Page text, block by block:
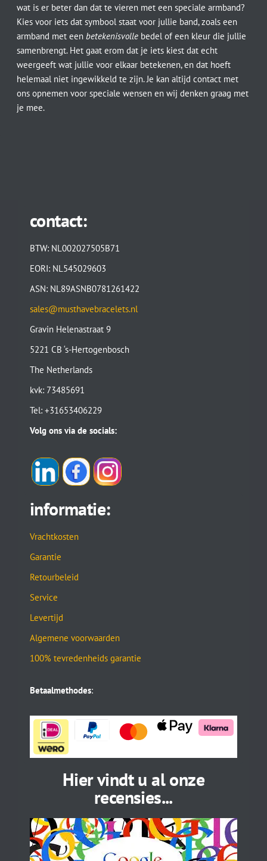
wat is er beter dan dat te vieren met een speciale armband?
Kies voor iets dat symbool staat voor jullie band, zoals een
armband met een betekenisvolle bedel of een kleur die jullie
samenbrengt. Het gaat erom dat je iets kiest dat echt
weergeeft wat jullie voor elkaar betekenen, en dat hoeft
helemaal niet ingewikkeld te zijn. Je kan altijd contact met
ons opnemen voor speciale wensen en wij denken graag met
je mee.
contact:
BTW: NL002027505B71
EORI: NL545029603
ASN: NL89ASNB0781261422
sales@musthavebracelets.nl
Gravin Helenastraat 9
5221 CB ‘s-Hertogenbosch
The Netherlands
kvk: 73485691
Tel: +31653406229
Volg ons via de socials:
informatie:
Vrachtkosten
Garantie
Retourbeleid
Service
Levertijd
Algemene voorwaarden
100% tevredenheids garantie
Betaalmethodes:
Hier vindt u al onze
recensies...